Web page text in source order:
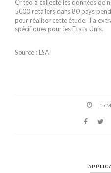
Criteo a collecté les données de
5000 retailers dans 80 pays
pour réaliser cette étude. Il a
spécifiques pour les Etats-Unis.
Source : LSA
15